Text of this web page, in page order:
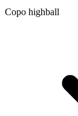
Copo highball